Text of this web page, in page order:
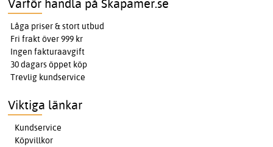
Varför handla på Skapamer.se
Låga priser & stort utbud
Fri frakt över 999 kr
Ingen fakturaavgift
30 dagars öppet köp
Trevlig kundservice
Viktiga länkar
Kundservice
Köpvillkor